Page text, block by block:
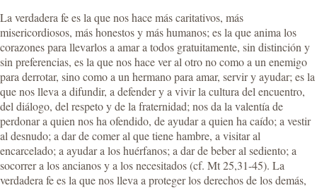
La verdadera fe es la que nos hace más caritativos, más
misericordiosos, más honestos y más humanos; es la que anima los
corazones para llevarlos a amar a todos gratuitamente, sin distinción y
sin preferencias, es la que nos hace ver al otro no como a un enemigo
para derrotar, sino como a un hermano para amar, servir y ayudar; es la
que nos lleva a difundir, a defender y a vivir la cultura del encuentro,
del diálogo, del respeto y de la fraternidad; nos da la valentía de
perdonar a quien nos ha ofendido, de ayudar a quien ha caído; a vestir
al desnudo; a dar de comer al que tiene hambre, a visitar al
encarcelado; a ayudar a los huérfanos; a dar de beber al sediento; a
socorrer a los ancianos y a los necesitados (cf. Mt 25,31-45). La
verdadera fe es la que nos lleva a proteger los derechos de los demás,